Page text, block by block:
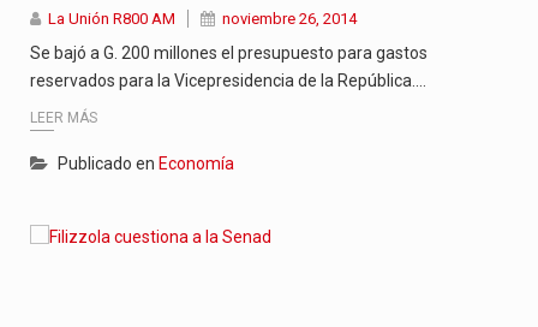
La Unión R800 AM noviembre 26, 2014
Se bajó a G. 200 millones el presupuesto para gastos
reservados para la Vicepresidencia de la República.…
LEER MÁS
Publicado en Economía